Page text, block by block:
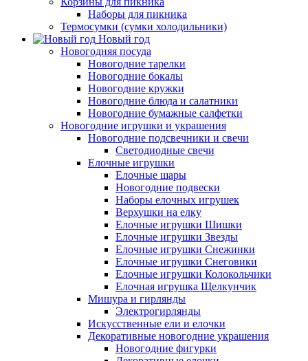
Наборы для пикника
Термосумки (сумки холодильники)
Новый год
Новогодняя посуда
Новогодние тарелки
Новогодние бокалы
Новогодние кружки
Новогодние блюда и салатники
Новогодние бумажные салфетки
Новогодние игрушки и украшения
Новогодние подсвечники и свечи
Светодиодные свечи
Елочные игрушки
Елочные шары
Новогодние подвески
Наборы елочных игрушек
Верхушки на елку
Елочные игрушки Шишки
Елочные игрушки Звезды
Елочные игрушки Снежинки
Елочные игрушки Снеговики
Елочные игрушки Колокольчики
Елочная игрушка Щелкунчик
Мишура и гирлянды
Электрогирлянды
Искусственные ели и елочки
Декоративные новогодние украшения
Новогодние фигурки